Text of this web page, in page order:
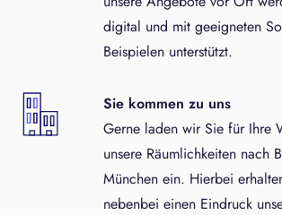
digital und mit geeigneten
Beispielen unterstützt.
Sie kommen zu uns
Gerne laden wir Sie für Ihre
unsere Räumlichkeiten nach
München ein. Hierbei
nebenbei einen Eindruck